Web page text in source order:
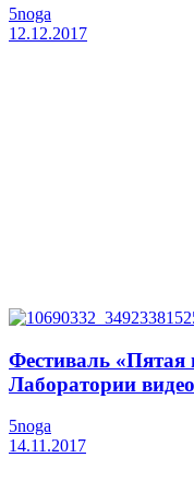
5noga
12.12.2017
Фестиваль «Пятая
Лаборатории
5noga
14.11.2017